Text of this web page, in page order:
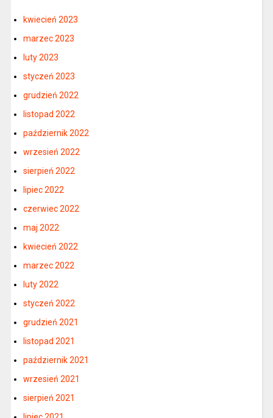
kwiecień 2023
marzec 2023
luty 2023
styczeń 2023
grudzień 2022
listopad 2022
październik 2022
wrzesień 2022
sierpień 2022
lipiec 2022
czerwiec 2022
maj 2022
kwiecień 2022
marzec 2022
luty 2022
styczeń 2022
grudzień 2021
listopad 2021
październik 2021
wrzesień 2021
sierpień 2021